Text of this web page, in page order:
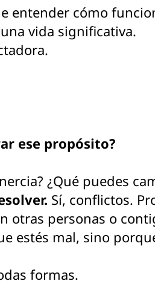
entender cómo
vida significativa.
ese propósito?
¿Qué puedes
Sí, conflictos.
otras personas o
estés mal, sino
formas.